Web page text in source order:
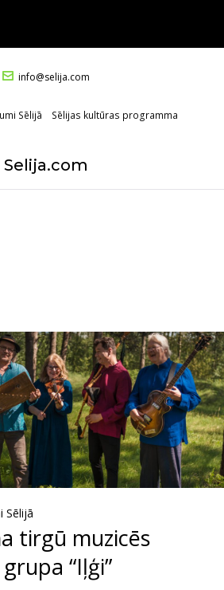
info@selija.com
Sēlijā Sēlijas kultūras programma
Selija.com
Sēlijā
tirgū muzicēs
“Iļģi”